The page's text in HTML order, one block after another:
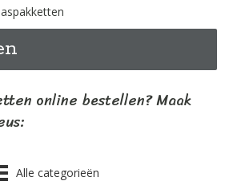
online bestellen? Maak
Alle categorieën